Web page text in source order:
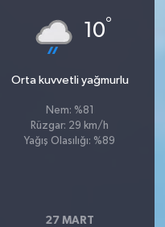
10°
Orta kuvvetli yağmurlu
Nem: %81
Rüzgar: 29 km/h
Yağış Olasılığı: %89
27 MART